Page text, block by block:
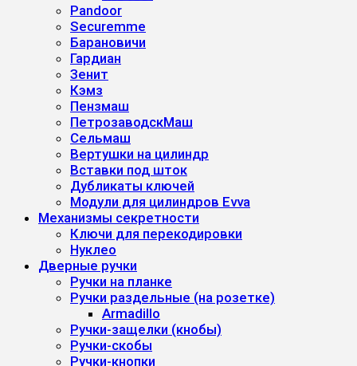
Pandoor
Securemme
Барановичи
Гардиан
Зенит
Кэмз
Пензмаш
ПетрозаводскМаш
Сельмаш
Вертушки на цилиндр
Вставки под шток
Дубликаты ключей
Модули для цилиндров Evva
Механизмы секретности
Ключи для перекодировки
Нуклео
Дверные ручки
Ручки на планке
Ручки раздельные (на розетке)
Armadillo
Ручки-защелки (кнобы)
Ручки-скобы
Ручки-кнопки